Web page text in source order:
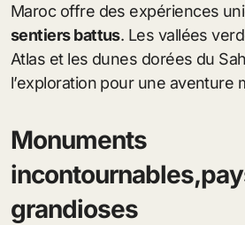
Maroc offre des expériences
sentiers battus. Les vallées
Atlas et les dunes dorées du
l’exploration pour une aventure
Monuments
grandioses